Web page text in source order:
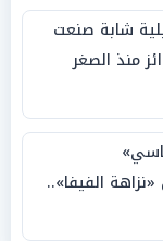
شابة صنعت
منذ الصغر
الفيفا»..